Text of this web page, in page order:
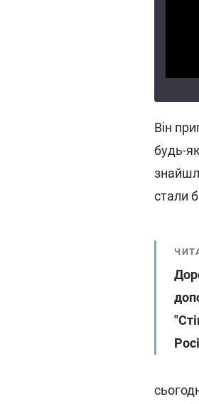
Він
будь-
стали